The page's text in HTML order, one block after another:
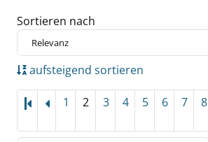
Zu den Suchfiltern springen
Sortieren nach
aufsteigend sortieren
1 2 3 4 5 6 7 8